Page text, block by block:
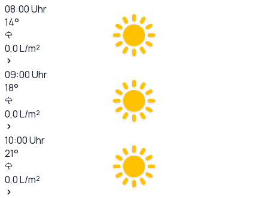
08:00Uhr
14°
0,0L/m²
09:00Uhr
18°
0,0L/m²
10:00Uhr
21°
0,0L/m²